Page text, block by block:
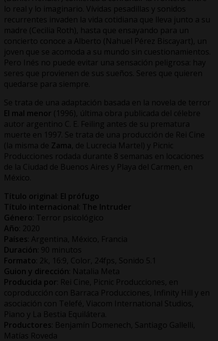
lo real y lo imaginario. Vívidas pesadillas y sonidos
recurrentes invaden la vida cotidiana que lleva junto a su
madre (Cecilia Roth), hasta que ensayando para un
concierto conoce a Alberto (Nahuel Pérez Biscayart), un
joven que se acomoda a su mundo sin cuestionamientos.
Pero Inés no puede evitar una sensación peligrosa: hay
seres que provienen de sus sueños. Seres que quieren
quedarse para siempre.
Se trata de una adaptación basada en la novela de terror
El mal menor (1996), última obra publicada del célebre
autor argentino C. E. Feiling antes de su prematura
muerte en 1997. Se trata de una producción de Rei Cine
(la misma de Zama , de Lucrecia Martel) y Picnic
Producciones rodada durante 8 semanas en locaciones
de la Ciudad de Buenos Aires y Playa del Carmen, en
México.
Título original: El prófugo
Título internacional: The Intruder
Género: Terror psicológico
Año: 2020
Países: Argentina, México, Francia
Duración: 90 minutos
Formato: 2k, 16:9, Color, 24fps, Sonido 5.1
Guion y dirección: Natalia Meta
Producida por: Rei Cine, Picnic Producciones, en
coproducción con Barraca Producciones, Infinity Hill y en
asociación con Telefé, Viacom International Studios,
Piano y La Bestia Equilátera.
Productores: Benjamín Domenech, Santiago Gallelli,
Matías Roveda